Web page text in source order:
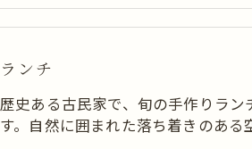
ランチ
歴史ある古民家で、旬の手作りラン
す。自然に囲まれた落ち着きのあ